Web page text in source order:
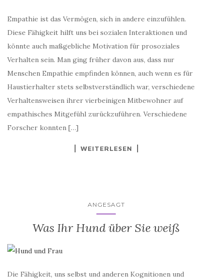
Empathie ist das Vermögen, sich in andere einzufühlen.
Diese Fähigkeit hilft uns bei sozialen Interaktionen und
könnte auch maßgebliche Motivation für prosoziales
Verhalten sein. Man ging früher davon aus, dass nur
Menschen Empathie empfinden können, auch wenn es für
Haustierhalter stets selbstverständlich war, verschiedene
Verhaltensweisen ihrer vierbeinigen Mitbewohner auf
empathisches Mitgefühl zurückzuführen. Verschiedene
Forscher konnten […]
WEITERLESEN
ANGESAGT
Was Ihr Hund über Sie weiß
Die Fähigkeit, uns selbst und anderen Kognitionen und